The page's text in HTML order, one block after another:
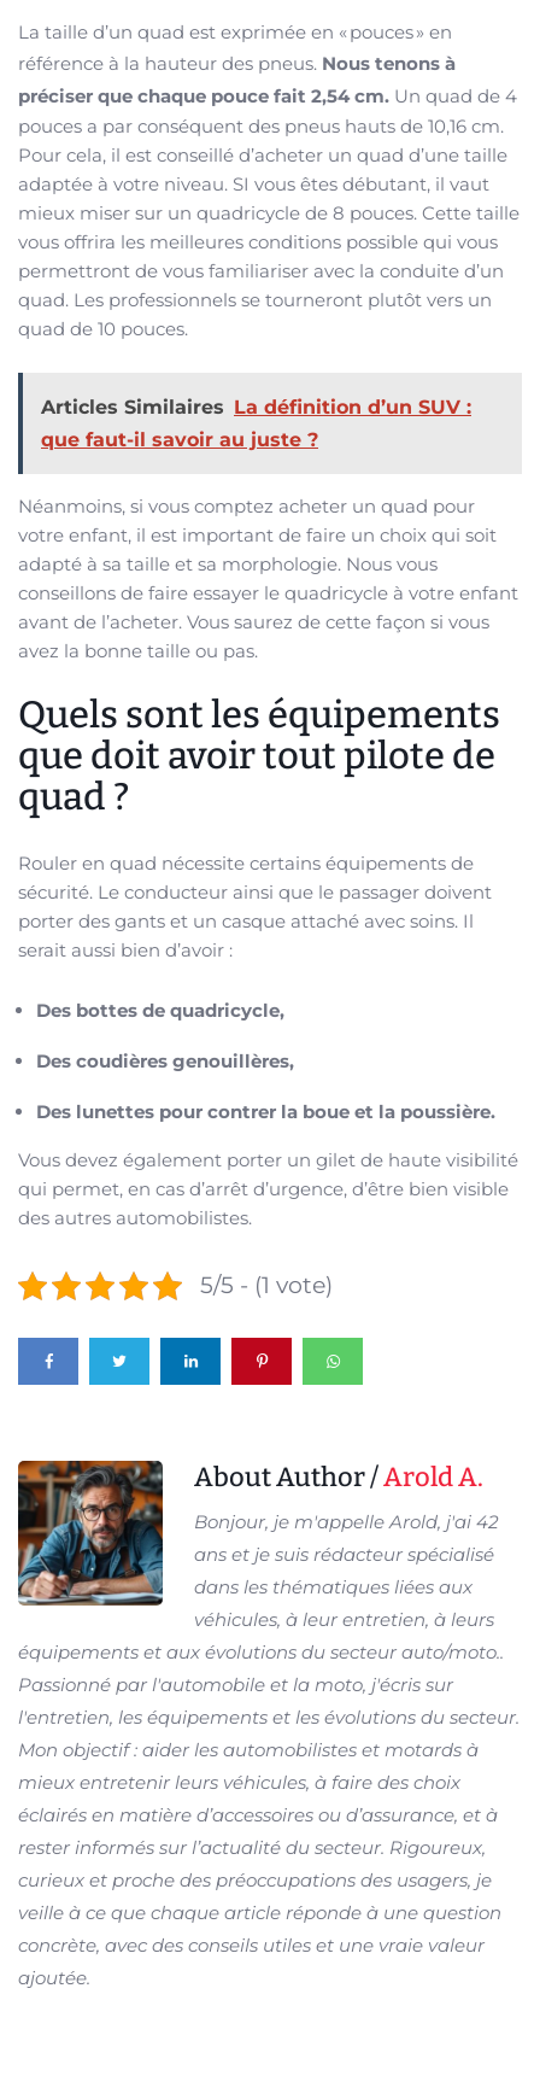
La taille d’un quad est exprimée en « pouces » en
référence à la hauteur des pneus. Nous tenons à
préciser que chaque pouce fait 2,54 cm. Un quad de 4
pouces a par conséquent des pneus hauts de 10,16 cm.
Pour cela, il est conseillé d’acheter un quad d’une taille
adaptée à votre niveau. SI vous êtes débutant, il vaut
mieux miser sur un quadricycle de 8 pouces. Cette taille
vous offrira les meilleures conditions possible qui vous
permettront de vous familiariser avec la conduite d’un
quad. Les professionnels se tourneront plutôt vers un
quad de 10 pouces.
Articles Similaires La définition d’un SUV :
‌que ⁢faut-il savoir au juste⁤ ?
Néanmoins, si vous comptez acheter un quad pour
votre enfant, il est important de faire un choix qui soit
adapté à sa taille et sa morphologie. Nous vous
conseillons de faire essayer le quadricycle à votre enfant
avant de l’acheter. Vous saurez de cette façon si vous
avez la bonne taille ou pas.
Quels sont les équipements
que doit avoir tout pilote de
quad ?
Rouler en quad nécessite certains équipements de
sécurité. Le conducteur ainsi que le passager doivent
porter des gants et un casque attaché avec soins. Il
serait aussi bien d’avoir :
Des bottes de quadricycle,
Des coudières genouillères,
Des lunettes pour contrer la boue et la poussière.
Vous devez également porter un gilet de haute visibilité
qui permet, en cas d’arrêt d’urgence, d’être bien visible
des autres automobilistes.
5/5 - (1 vote)
About Author /Arold A.
Bonjour, je m'appelle Arold, j'ai 42
ans et je suis rédacteur spécialisé
dans les thématiques liées aux
véhicules, à leur entretien, à leurs
équipements et aux évolutions du secteur auto/moto..
Passionné par l'automobile et la moto, j'écris sur
l'entretien, les équipements et les évolutions du secteur.
Mon objectif : aider les automobilistes et motards à
mieux entretenir leurs véhicules, à faire des choix
éclairés en matière d’accessoires ou d’assurance, et à
rester informés sur l’actualité du secteur. Rigoureux,
curieux et proche des préoccupations des usagers, je
veille à ce que chaque article réponde à une question
concrète, avec des conseils utiles et une vraie valeur
ajoutée.